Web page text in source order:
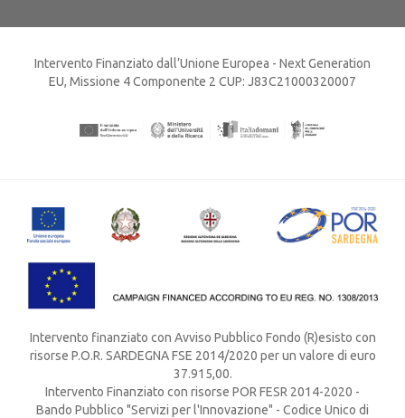
Intervento Finanziato dall’Unione Europea - Next Generation
EU, Missione 4 Componente 2 CUP: J83C21000320007
Intervento finanziato con Avviso Pubblico Fondo (R)esisto con
risorse P.O.R. SARDEGNA FSE 2014/2020 per un valore di euro
37.915,00.
Intervento Finanziato con risorse POR FESR 2014-2020 -
Bando Pubblico "Servizi per l'Innovazione" - Codice Unico di